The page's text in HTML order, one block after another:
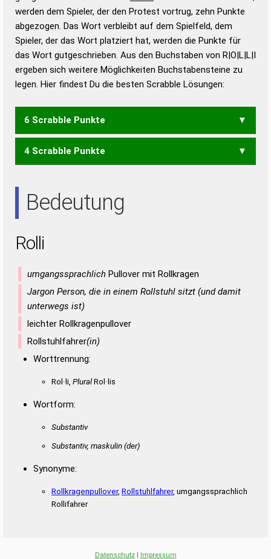
Duden – Standardwerk in 12 Bänden
Duden – Richtiges und gutes
Deutsch
Duden – Die deutsche Grammatik
Duden – Deutsches
Universalwörterbuch
werden dem Spieler, der den Protest vortrug, zehn Punkte
abgezogen. Das Wort verbleibt auf dem Spielfeld, dem
Spieler, der das Wort platziert hat, werden die Punkte für
das Wort gutgeschrieben. Aus den Buchstaben von R|O|L|L|I
ergeben sich weitere Möglichkeiten Buchstabensteine zu
legen. Hier findest Du die besten Scrabble Lösungen:
6 Scrabble Punkte
LORI RILL
4 Scrabble Punkte
Bedeutung
Rolli
umgangssprachlich Pullover mit Rollkragen
Jargon Person, die in einem Rollstuhl sitzt (und damit
unterwegs ist)
leichter Rollkragenpullover
Rollstuhlfahrer(in)
Worttrennung:
Rol·li, PluralRol·lis
Wortform:
Substantiv
Substantiv, maskulin(der)
Synonyme:
Rollkragenpullover, Rollstuhlfahrer, umgangssprachlich
Rollifahrer
Datenschutz| Impressum